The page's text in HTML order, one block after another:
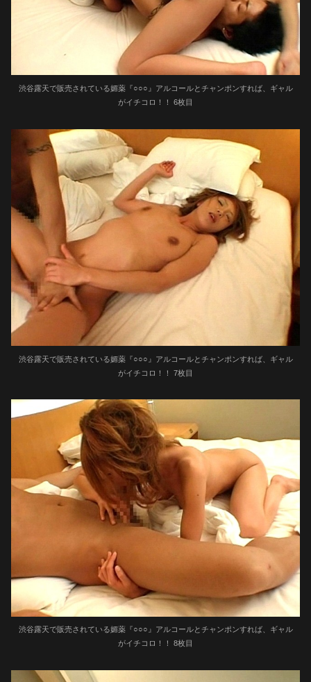
渋谷露天で販売されている媚薬『○○○』アルコールとチャンポンすれば、ギャル
がイチコロ！！ 6枚目
渋谷露天で販売されている媚薬『○○○』アルコールとチャンポンすれば、ギャル
がイチコロ！！ 7枚目
渋谷露天で販売されている媚薬『○○○』アルコールとチャンポンすれば、ギャル
がイチコロ！！ 8枚目